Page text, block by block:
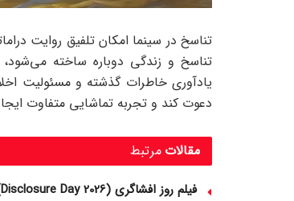
تناسخ در سینما امکان تلفیق روایت
تناسخ و زندگی دوباره ساخته
یادآوری خاطرات گذشته و مسئولیت
دعوت کند و تجربه تماشایی متفاوت
مرتبط مقالات
فیلم روز افشاگری (Disclosure Day 2026)؛ راز بیگانگان که اسپیلبرگ در سوپربول فاش کرد